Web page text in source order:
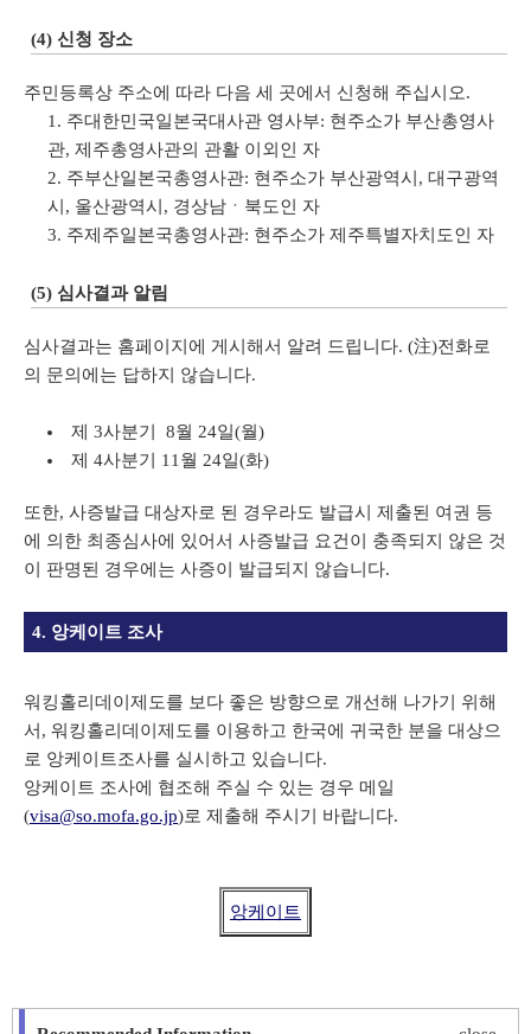
(4) 신청 장소
주민등록상 주소에 따라 다음 세 곳에서 신청해 주십시오.
주대한민국일본국대사관 영사부: 현주소가 부산총영사
관, 제주총영사관의 관활 이외인 자
주부산일본국총영사관: 현주소가 부산광역시, 대구광역
시, 울산광역시, 경상남ㆍ북도인 자
주제주일본국총영사관: 현주소가 제주특별자치도인 자
(5) 심사결과 알림
심사결과는 홈페이지에 게시해서 알려 드립니다. (注)전화로
의 문의에는 답하지 않습니다.
제 3사분기 8월 24일(월)
제 4사분기 11월 24일(화)
또한, 사증발급 대상자로 된 경우라도 발급시 제출된 여권 등
에 의한 최종심사에 있어서 사증발급 요건이 충족되지 않은 것
이 판명된 경우에는 사증이 발급되지 않습니다.
4. 앙케이트 조사
워킹홀리데이제도를 보다 좋은 방향으로 개선해 나가기 위해
서, 워킹홀리데이제도를 이용하고 한국에 귀국한 분을 대상으
로 앙케이트조사를 실시하고 있습니다.
앙케이트 조사에 협조해 주실 수 있는 경우 메일
(visa@so.mofa.go.jp)로 제출해 주시기 바랍니다.
앙케이트